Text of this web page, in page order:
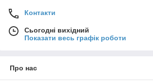
Контакти
Сьогодні вихідний
Показати весь графік роботи
Про нас